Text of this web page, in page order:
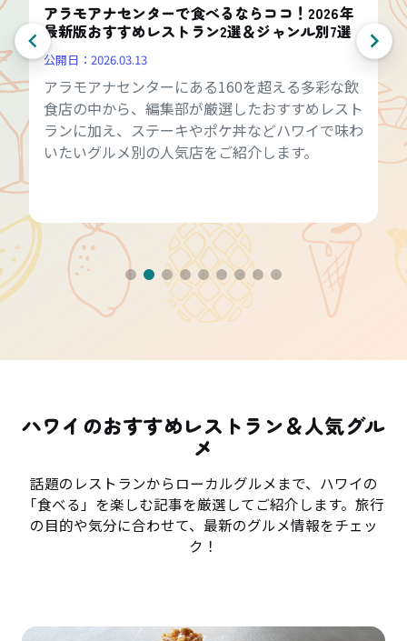
アラモアナセンターで食べるならココ！2026年
最新版おすすめレストラン2選＆ジャンル別7選
公開日： 2026.03.13
アラモアナセンターにある160を超える多彩な飲
食店の中から、編集部が厳選したおすすめレスト
ランに加え、ステーキやポケ丼などハワイで味わ
いたいグルメ別の人気店をご紹介します。
ハワイのおすすめレストラン＆人気グル
メ
話題のレストランからローカルグルメまで、ハワイの
「食べる」を楽しむ記事を厳選してご紹介します。旅行
の目的や気分に合わせて、最新のグルメ情報をチェッ
ク！